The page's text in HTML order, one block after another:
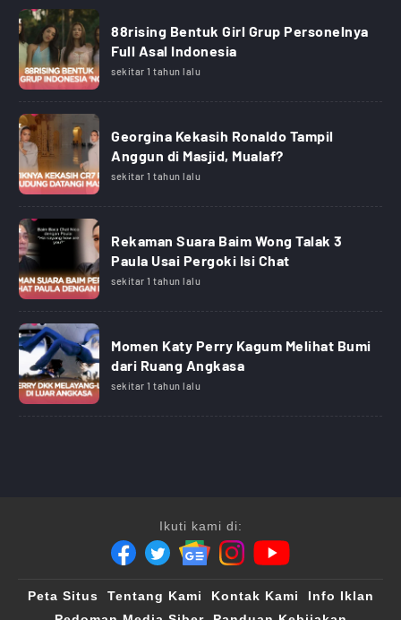
88rising Bentuk Girl Grup Personelnya
Full Asal Indonesia
sekitar 1 tahun lalu
Georgina Kekasih Ronaldo Tampil
Anggun di Masjid, Mualaf?
sekitar 1 tahun lalu
Rekaman Suara Baim Wong Talak 3
Paula Usai Pergoki Isi Chat
sekitar 1 tahun lalu
Momen Katy Perry Kagum Melihat Bumi
dari Ruang Angkasa
sekitar 1 tahun lalu
Ikuti kami di:
Peta Situs Tentang Kami Kontak Kami
Info Iklan